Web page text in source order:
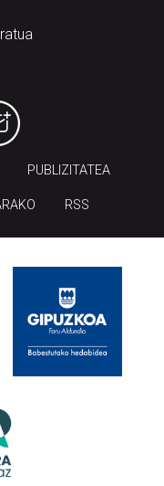
PUBLIZITATEA
RSS